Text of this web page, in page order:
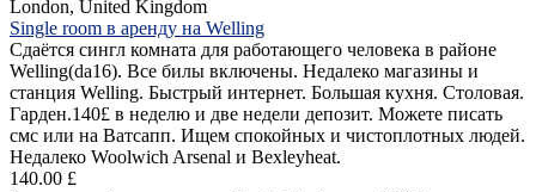
London, United Kingdom
Single room в аренду на Welling
Сдаётся сингл комната для работающего человека в районе
Welling(da16). Все билы включены. Недалеко магазины и
станция Welling. Быстрый интернет. Большая кухня. Столовая.
Гарден.140£ в неделю и две недели депозит. Можете писать
смс или на Ватсапп. Ищем спокойных и чистоплотных людей.
Недалеко Woolwich Arsenal и Bexleyheat.
140.00 £